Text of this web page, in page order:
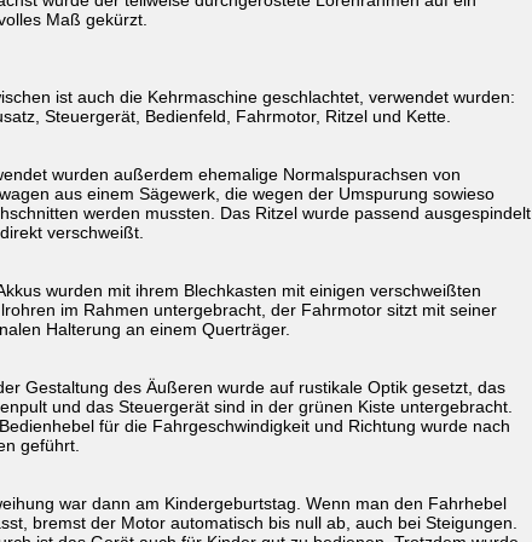
Maß gekürzt.
ist auch die Kehrmaschine geschlachtet, verwendet wurden:
Steuergerät, Bedienfeld, Fahrmotor, Ritzel und Kette.
wurden außerdem ehemalige Normalspurachsen von
aus einem Sägewerk, die wegen der Umspurung sowieso
werden mussten. Das Ritzel wurde passend ausgespindelt
verschweißt.
wurden mit ihrem Blechkasten mit einigen verschweißten
im Rahmen untergebracht, der Fahrmotor sitzt mit seiner
Halterung an einem Querträger.
Gestaltung des Äußeren wurde auf rustikale Optik gesetzt, das
und das Steuergerät sind in der grünen Kiste untergebracht.
für die Fahrgeschwindigkeit und Richtung wurde nach
geführt.
war dann am Kindergeburtstag. Wenn man den Fahrhebel
bremst der Motor automatisch bis null ab, auch bei Steigungen.